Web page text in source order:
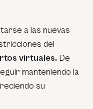
a las nuevas
del
virtuales. De
manteniendo la
su